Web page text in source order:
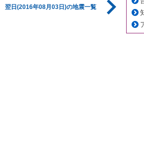
翌日(2016年08月03日)の地震一覧